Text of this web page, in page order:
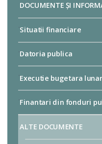
DOCUMENTE ȘI
Situatii financiare
Datoria publica
Executie bugetara
Finantari din fonduri
ALTE DOCUMENTE